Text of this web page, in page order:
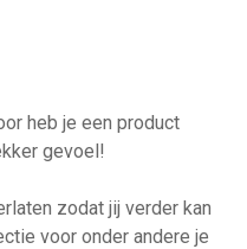
heb je een product
gevoel!
zodat jij verder kan
voor onder andere je